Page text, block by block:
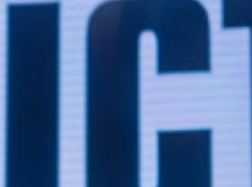
despide con orgullo.